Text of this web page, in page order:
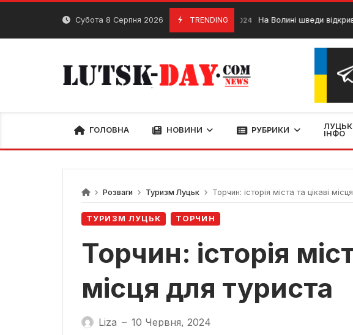
Skip
Субота 8 Серпня 2026 TRENDING
10 Березня, 2024 На Волині шведи відкривають
ГОЛОВНА НОВИНИ РУБРИКИ
ЛУЦЬК
ІНФО
Розваги Туризм Луцьк Торчин: історія міста та цікаві
ТУРИЗМ ЛУЦЬК ТОРЧИН
Торчин: історія
місця для туриста
Liza — 10 Червня, 2024